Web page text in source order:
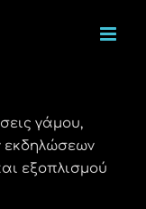
γάμου,
εκδηλώσεων
εξοπλισμού